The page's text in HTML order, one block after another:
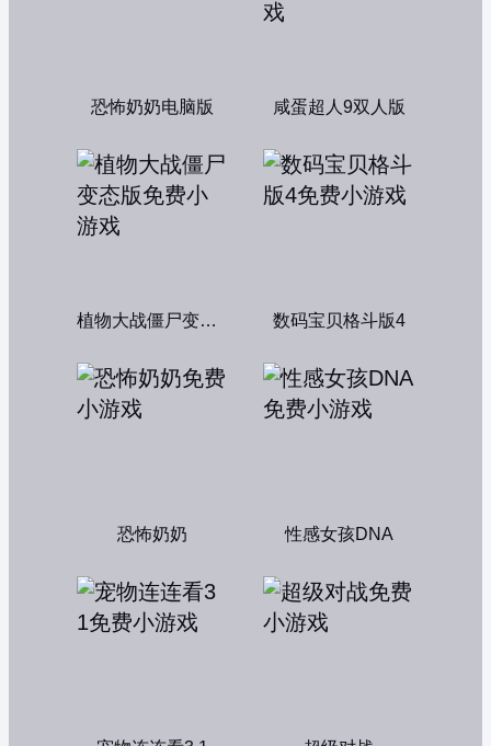
恐怖奶奶电脑版 咸蛋超人9双人版
植物大战僵尸变态版 数码宝贝格斗版4
恐怖奶奶 性感女孩DNA